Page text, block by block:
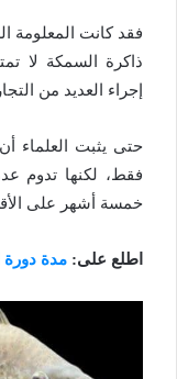
فقد كانت المعلومة
ذاكرة السمكة لا
إجراء العديد من
حتى يثبت العلماء
فقط، لكنها تدوم
خمسة أشهر على
اطلع على: مدة